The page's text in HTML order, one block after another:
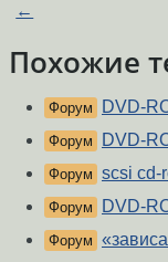
←
Похожие
Форум DVD-
Форум DVD-
Форум scsi cd-
Форум DVD-
Форум